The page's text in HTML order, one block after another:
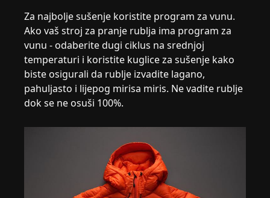
Za najbolje sušenje koristite program za vunu.
Ako vaš stroj za pranje rublja ima program za
vunu - odaberite dugi ciklus na srednjoj
temperaturi i koristite kuglice za sušenje kako
biste osigurali da rublje izvadite lagano,
pahuljasto i lijepog mirisa miris. Ne vadite rublje
dok se ne osuši 100%.